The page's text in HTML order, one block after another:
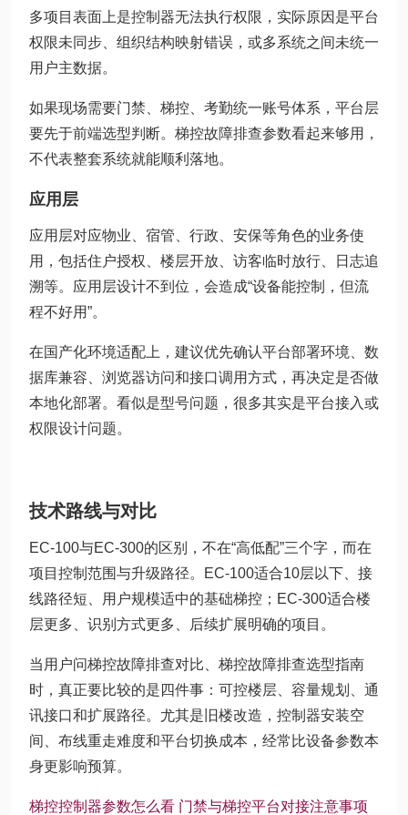
多项目表面上是控制器无法执行权限，实际原因是平台
权限未同步、组织结构映射错误，或多系统之间未统一
用户主数据。
如果现场需要门禁、梯控、考勤统一账号体系，平台层
要先于前端选型判断。梯控故障排查参数看起来够用，
不代表整套系统就能顺利落地。
应用层
应用层对应物业、宿管、行政、安保等角色的业务使
用，包括住户授权、楼层开放、访客临时放行、日志追
溯等。应用层设计不到位，会造成“设备能控制，但流
程不好用”。
在国产化环境适配上，建议优先确认平台部署环境、数
据库兼容、浏览器访问和接口调用方式，再决定是否做
本地化部署。看似是型号问题，很多其实是平台接入或
权限设计问题。
技术路线与对比
EC-100与EC-300的区别，不在“高低配”三个字，而在
项目控制范围与升级路径。EC-100适合10层以下、接
线路径短、用户规模适中的基础梯控；EC-300适合楼
层更多、识别方式更多、后续扩展明确的项目。
当用户问梯控故障排查对比、梯控故障排查选型指南
时，真正要比较的是四件事：可控楼层、容量规划、通
讯接口和扩展路径。尤其是旧楼改造，控制器安装空
间、布线重走难度和平台切换成本，经常比设备参数本
身更影响预算。
梯控控制器参数怎么看 门禁与梯控平台对接注意事项